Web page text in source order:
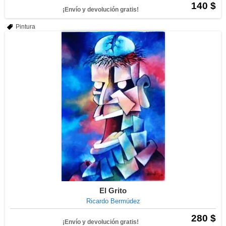
140 $
¡Envío y devolución gratis!
Pintura
El Grito
Ricardo Bermúdez
280 $
¡Envío y devolución gratis!